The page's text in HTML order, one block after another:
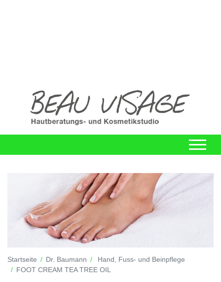
Startseite Dr. Baumann
Hand, Fuss- und Beinpflege
FOOT CREAM TEA TREE OIL